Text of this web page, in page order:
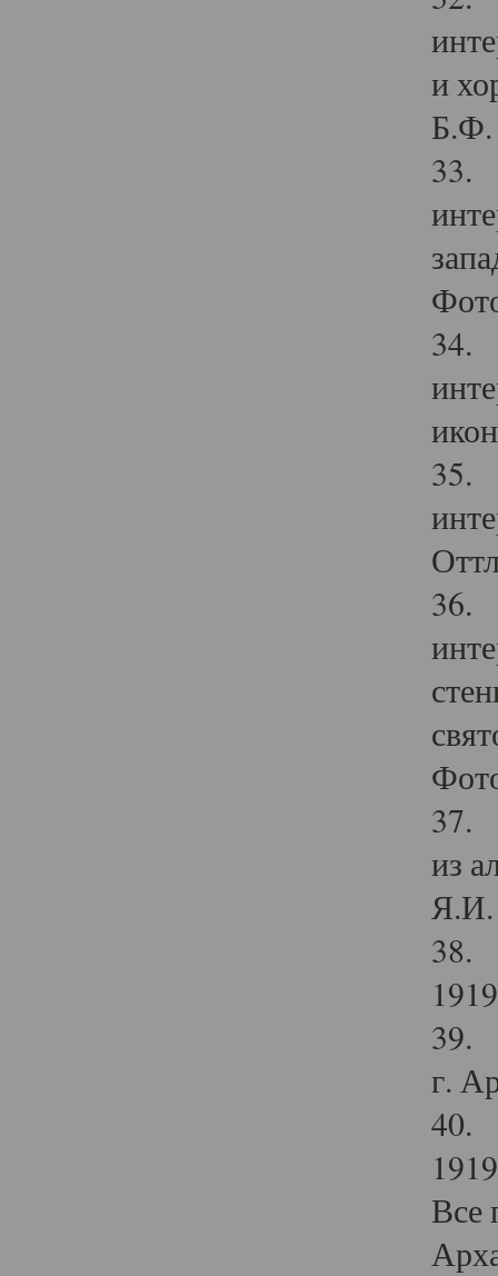
и
Б.Ф.
33.
34.
35.
36.
37.
из
Я.И.
38.
39.
г.
40.
Все